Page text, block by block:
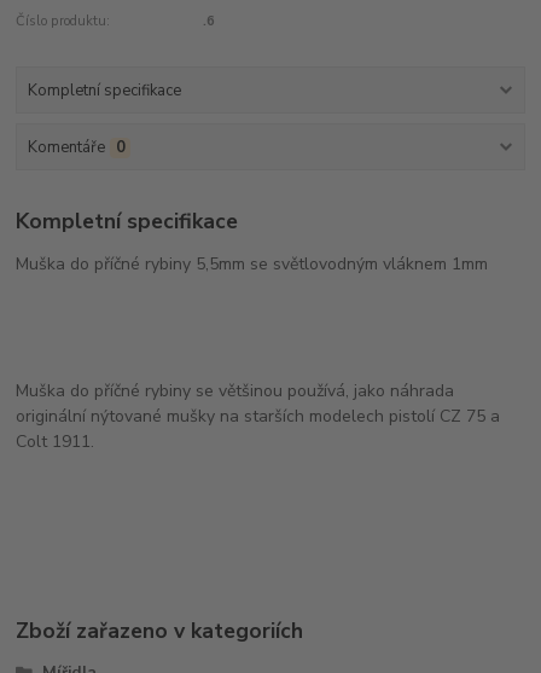
Číslo produktu: .6
Kompletní specifikace
Komentáře 0
Kompletní specifikace
Muška do příčné rybiny 5,5mm se světlovodným vláknem 1mm
Muška do příčné rybiny se většinou používá, jako náhrada
originální nýtované mušky na starších modelech pistolí CZ 75 a
Colt 1911.
Zboží zařazeno v kategoriích